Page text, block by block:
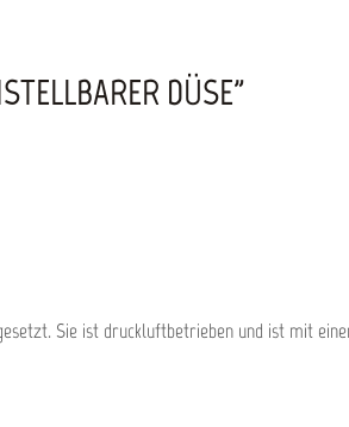
DÜSE"
Sie ist druckluftbetrieben und ist mit